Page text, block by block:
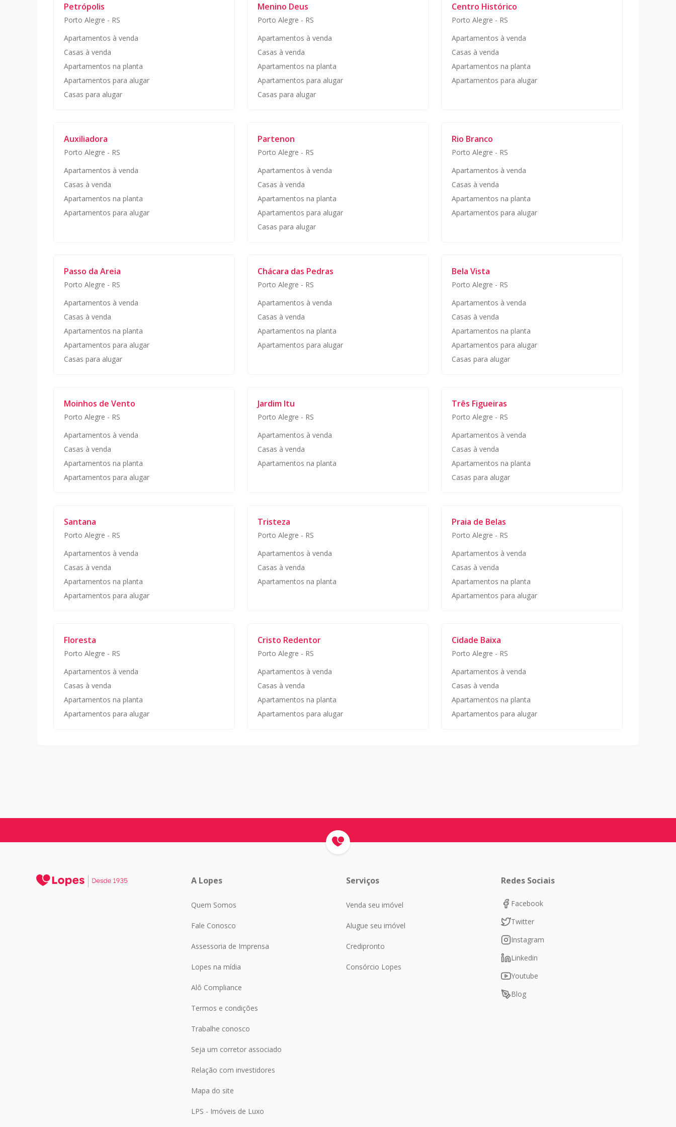
Petrópolis
Porto Alegre - RS
Apartamentos à venda
Casas à venda
Apartamentos na planta
Apartamentos para alugar
Casas para alugar
Menino Deus
Porto Alegre - RS
Apartamentos à venda
Casas à venda
Apartamentos na planta
Apartamentos para alugar
Casas para alugar
Centro Histórico
Porto Alegre - RS
Apartamentos à venda
Casas à venda
Apartamentos na planta
Apartamentos para alugar
Auxiliadora
Porto Alegre - RS
Apartamentos à venda
Casas à venda
Apartamentos na planta
Apartamentos para alugar
Partenon
Porto Alegre - RS
Apartamentos à venda
Casas à venda
Apartamentos na planta
Apartamentos para alugar
Casas para alugar
Rio Branco
Porto Alegre - RS
Apartamentos à venda
Casas à venda
Apartamentos na planta
Apartamentos para alugar
Passo da Areia
Porto Alegre - RS
Apartamentos à venda
Casas à venda
Apartamentos na planta
Apartamentos para alugar
Casas para alugar
Chácara das Pedras
Porto Alegre - RS
Apartamentos à venda
Casas à venda
Apartamentos na planta
Apartamentos para alugar
Bela Vista
Porto Alegre - RS
Apartamentos à venda
Casas à venda
Apartamentos na planta
Apartamentos para alugar
Casas para alugar
Moinhos de Vento
Porto Alegre - RS
Apartamentos à venda
Casas à venda
Apartamentos na planta
Apartamentos para alugar
Jardim Itu
Porto Alegre - RS
Apartamentos à venda
Casas à venda
Apartamentos na planta
Três Figueiras
Porto Alegre - RS
Apartamentos à venda
Casas à venda
Apartamentos na planta
Casas para alugar
Santana
Porto Alegre - RS
Apartamentos à venda
Casas à venda
Apartamentos na planta
Apartamentos para alugar
Tristeza
Porto Alegre - RS
Apartamentos à venda
Casas à venda
Apartamentos na planta
Praia de Belas
Porto Alegre - RS
Apartamentos à venda
Casas à venda
Apartamentos na planta
Apartamentos para alugar
Floresta
Porto Alegre - RS
Apartamentos à venda
Casas à venda
Apartamentos na planta
Apartamentos para alugar
Cristo Redentor
Porto Alegre - RS
Apartamentos à venda
Casas à venda
Apartamentos na planta
Apartamentos para alugar
Cidade Baixa
Porto Alegre - RS
Apartamentos à venda
Casas à venda
Apartamentos na planta
Apartamentos para alugar
A Lopes
Quem Somos
Fale Conosco
Assessoria de Imprensa
Lopes na mídia
Alô Compliance
Termos e condições
Trabalhe conosco
Seja um corretor associado
Relação com investidores
Mapa do site
LPS - Imóveis de Luxo
Serviços
Venda seu imóvel
Alugue seu imóvel
Credipronto
Consórcio Lopes
Redes Sociais
Facebook
Twitter
Instagram
Linkedin
Youtube
Blog